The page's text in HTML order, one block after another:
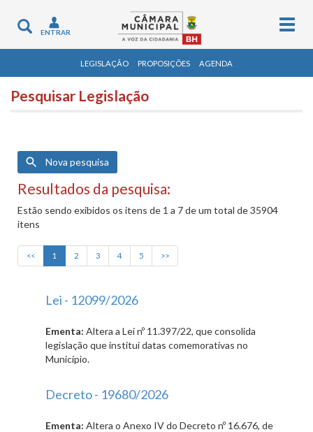
Toggle
navigation
ENTRAR
LEGISLAÇÃO PROPOSIÇÕES AGENDA
Pesquisar Legislação
Nova pesquisa
Resultados da pesquisa:
Estão sendo exibidos os itens de 1 a 7 de um total de 35904
itens
<< 1 2 3 4 5 >>
Lei - 12099/2026
Ementa: Altera a Lei nº 11.397/22, que consolida
legislação que institui datas comemorativas no
Município.
Decreto - 19680/2026
Ementa: Altera o Anexo IV do Decreto nº 16.676, de